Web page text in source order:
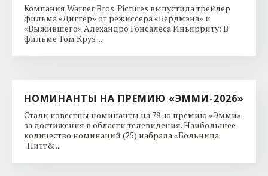
Компания Warner Bros. Pictures выпустила трейлер
фильма «Диггер» от режиссера «Бёрдмэна» и
«Выжившего» Алехандро Гонсалеса Иньярриту: В
фильме Том Круз ...
НОМИНАНТЫ НА ПРЕМИЮ «ЭММИ-2026»
Стали известны номинанты на 78-ю премию «Эмми»
за достижения в области телевидения. Наибольшее
количество номинаций (25) набрала «Больница
"Питт& ...